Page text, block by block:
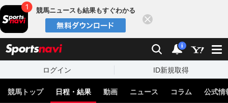
競馬ニュースも結果もすぐわかる
検索 通知
i
ログイン ID新規取得
競馬トップ 日程・結果 動画 ニュース コラム 公式情